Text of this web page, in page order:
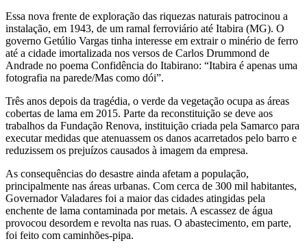
Essa nova frente de exploração das riquezas naturais patrocinou a
instalação, em 1943, de um ramal ferroviário até Itabira (MG). O
governo Getúlio Vargas tinha interesse em extrair o minério de ferro
até a cidade imortalizada nos versos de Carlos Drummond de
Andrade no poema Confidência do Itabirano: “Itabira é apenas uma
fotografia na parede/Mas como dói”.
Três anos depois da tragédia, o verde da vegetação ocupa as áreas
cobertas de lama em 2015. Parte da reconstituição se deve aos
trabalhos da Fundação Renova, instituição criada pela Samarco para
executar medidas que atenuassem os danos acarretados pelo barro e
reduzissem os prejuízos causados à imagem da empresa.
As consequências do desastre ainda afetam a população,
principalmente nas áreas urbanas. Com cerca de 300 mil habitantes,
Governador Valadares foi a maior das cidades atingidas pela
enchente de lama contaminada por metais. A escassez de água
provocou desordem e revolta nas ruas. O abastecimento, em parte,
foi feito com caminhões-pipa.